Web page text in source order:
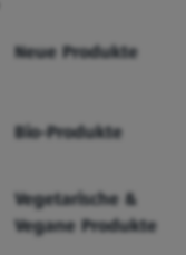
Neue Produkte
Bio-Produkte
Vegetarische &
Vegane Produkte